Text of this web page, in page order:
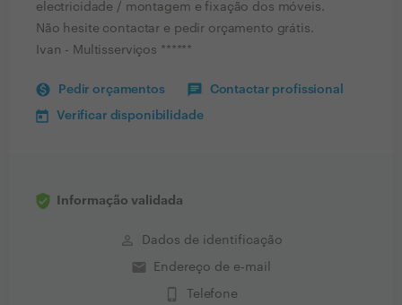
electricidade / montagem e fixação dos móveis.
Não hesite contactar e pedir orçamento grátis.
Ivan - Multisserviços ******
Pedir orçamentos Contactar profissional
Verificar disponibilidade
Informação validada
perm_identity Dados de identificação
email Endereço de e-mail
phone_iphone Telefone